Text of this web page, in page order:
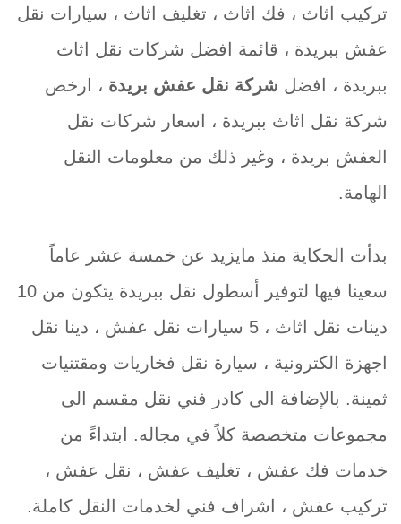
تركيب اثاث ، فك اثاث ، تغليف اثاث ، سيارات نقل
عفش ببريدة ، قائمة افضل شركات نقل اثاث
ببريدة ، افضل شركة نقل عفش بريدة ، ارخص
شركة نقل اثاث ببريدة ، اسعار شركات نقل
العفش بريدة ، وغير ذلك من معلومات النقل
الهامة.
بدأت الحكاية منذ مايزيد عن خمسة عشر عاماً
سعينا فيها لتوفير أسطول نقل ببريدة يتكون من 10
دينات نقل اثاث ، 5 سيارات نقل عفش ، دينا نقل
اجهزة الكترونية ، سيارة نقل فخاريات ومقتنيات
ثمينة. بالإضافة الى كادر فني نقل مقسم الى
مجموعات متخصصة كلاً في مجاله. ابتداءً من
خدمات فك عفش ، تغليف عفش ، نقل عفش ،
تركيب عفش ، اشراف فني لخدمات النقل كاملة.